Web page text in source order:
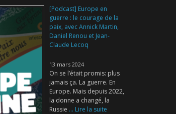
[Podcast] Europe en
guerre : le courage de la
paix, avec Annick Martin,
Daniel Renou et Jean-
Claude Lecoq
13 mars 2024
On se l’était promis: plus
jamais ça. La guerre. En
Europe. Mais depuis 2022,
la donne a changé, la
Russie ... Lire la suite